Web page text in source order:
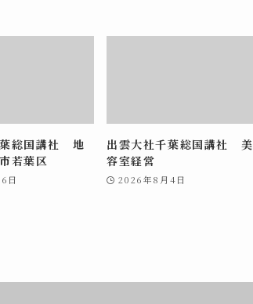
総国講社 地
若葉区
日
出雲大社千葉総国講社 美
容室経営
2026年8月4日